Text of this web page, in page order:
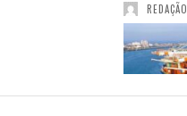
REDAÇÃO